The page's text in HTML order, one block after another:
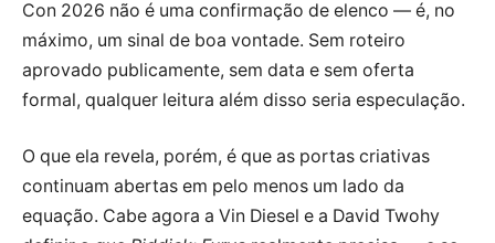
Con 2026 não é uma confirmação de elenco — é, no
máximo, um sinal de boa vontade. Sem roteiro
aprovado publicamente, sem data e sem oferta
formal, qualquer leitura além disso seria especulação.
O que ela revela, porém, é que as portas criativas
continuam abertas em pelo menos um lado da
equação. Cabe agora a Vin Diesel e a David Twohy